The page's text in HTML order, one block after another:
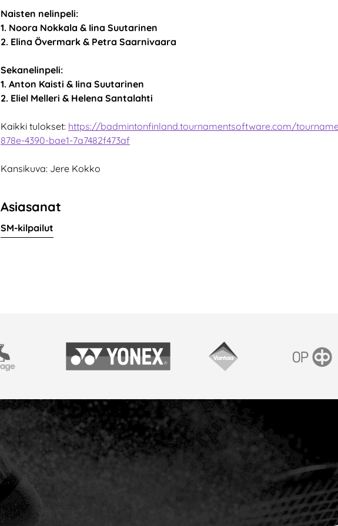
Naisten nelinpeli:
1. Noora Nokkala & Iina Suutarinen
2. Elina Övermark & Petra Saarnivaara
Sekanelinpeli:
1. Anton Kaisti & Iina Suutarinen
2. Eliel Melleri & Helena Santalahti
Kaikki tulokset: https://badmintonfinland.tournamentsoftware.com/
878e-4390-bae1-7a7482f473af
Kansikuva: Jere Kokko
Asiasanat
SM-kilpailut